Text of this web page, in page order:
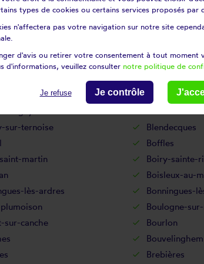
Bergueneuse
monchel Bermicourt
Beugny
Beuvry
lès-bapaume Bienvillers-
sur-ternoise Blendecques
Boffles
martin Boiry-sainte-
Boisleux-au-
lès-ardres Bonningues-
Boulogne-
sur-canche Bourlon
Bouvelinghem
Brebières
types de cookies ou certains services proposés par
n'affectera pas votre navigation sur notre site
d'avis ou retirer votre consentement à tout moment
d'informations, veuillez consulter notre politique de
Je refuse Je contrôle